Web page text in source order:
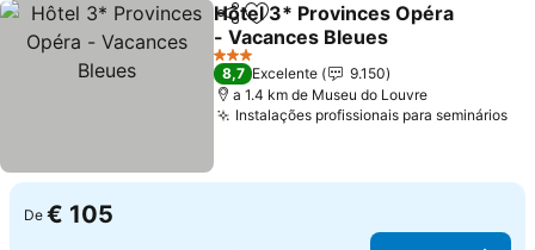
PartilharAdicionar aos favoritos
Hôtel 3* Provinces Opéra
- Vacances Bleues
Ver preços
3 Estrelas
8,7 Excelente
9.150
a 1.4 km de Museu do Louvre
Instalações profissionais para seminários
De € 105